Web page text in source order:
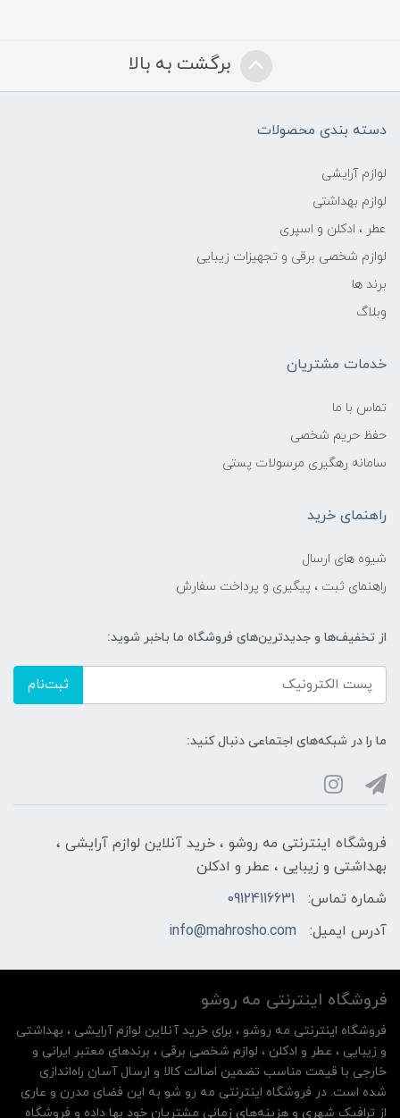
برگشت به بالا
دسته بندی محصولات
لوازم آرایشی
لوازم بهداشتی
عطر ، ادکلن و اسپری
لوازم شخصی برقی و تجهیزات زیبایی
برند ها
وبلاگ
خدمات مشتریان
تماس با ما
حفظ حریم شخصی
سامانه رهگیری مرسولات پستی
راهنمای خرید
شیوه های ارسال
راهنمای ثبت ، پیگیری و پرداخت سفارش
از تخفیف‌ها و جدیدترین‌های فروشگاه ما باخبر شوید:
ثبت‌نام
ما را در شبکه‌های اجتماعی دنبال کنید:
فروشگاه اینترنتی مه‌ رو‌شو ، خرید آنلاین لوازم آرایشی ،
بهداشتی و زیبایی ، عطر و ادکلن
شماره تماس:
09124116631
آدرس ایمیل:
info@mahrosho.com
فروشگاه اینترنتی مه‌ رو‌شو
فروشگاه اینترنتی مه‌ رو‌شو ، برای خرید آنلاین لوازم آرایشی ، بهداشتی
و زیبایی ، عطر و ادکلن ، لوازم شخصی برقی ، برندهای معتبر ایرانی و
خارجی با قیمت مناسب تضمین اصالت کالا و ارسال آسان راه‌اندازی
شده است. در فروشگاه اینترنتی مه رو شو به این فضای مدرن و عاری
از ترافیک شهری و هزینه‌های زمانی مشتریان خود بها داده و فروشگاه